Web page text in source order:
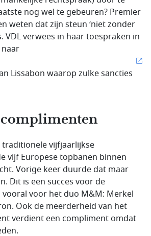
nog wel te gebeuren? Premier
weten dat zijn steun ‘niet zonder
VDL verwees in haar toespraken in
Lissabon waarop zulke sancties
traditionele vijfjaarlijkse
vijf Europese topbanen binnen
Vorige keer duurde dat maar
Dit is een succes voor de
vooral voor het duo M&M: Merkel
Ook de meerderheid van het
verdient een compliment omdat